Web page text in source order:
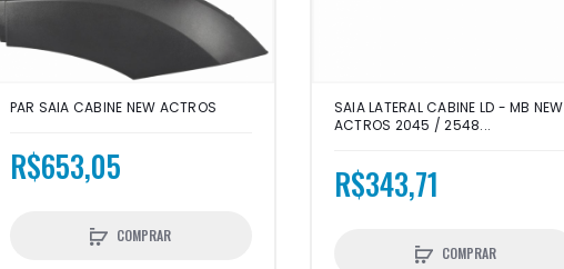
PAR SAIA CABINE NEW ACTROS
R$653,05
COMPRAR
SAIA LATERAL CABINE LD - MB NEW
ACTROS 2045 / 2548...
R$343,71
COMPRAR